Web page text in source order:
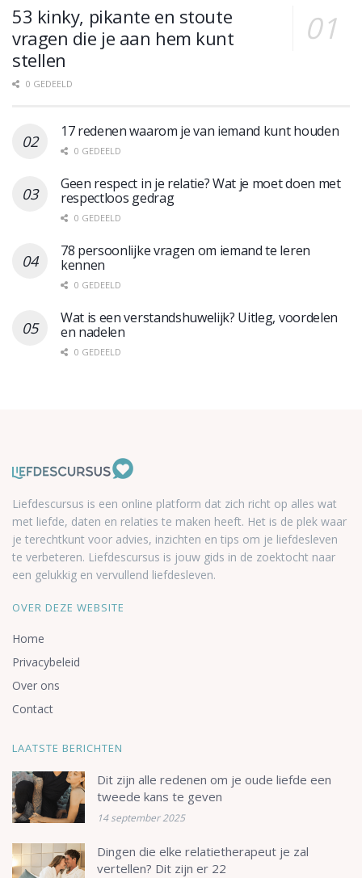
53 kinky, pikante en stoute
vragen die je aan hem kunt
stellen
0 GEDEELD
17 redenen waarom je van iemand kunt houden
0 GEDEELD
Geen respect in je relatie? Wat je moet doen met
respectloos gedrag
0 GEDEELD
78 persoonlijke vragen om iemand te leren
kennen
0 GEDEELD
Wat is een verstandshuwelijk? Uitleg, voordelen
en nadelen
0 GEDEELD
Liefdescursus is een online platform dat zich richt op alles wat
met liefde, daten en relaties te maken heeft. Het is de plek waar
je terechtkunt voor advies, inzichten en tips om je liefdesleven
te verbeteren. Liefdescursus is jouw gids in de zoektocht naar
een gelukkig en vervullend liefdesleven.
OVER DEZE WEBSITE
Home
Privacybeleid
Over ons
Contact
LAATSTE BERICHTEN
Dit zijn alle redenen om je oude liefde een
tweede kans te geven
14 september 2025
Dingen die elke relatietherapeut je zal
vertellen? Dit zijn er 22